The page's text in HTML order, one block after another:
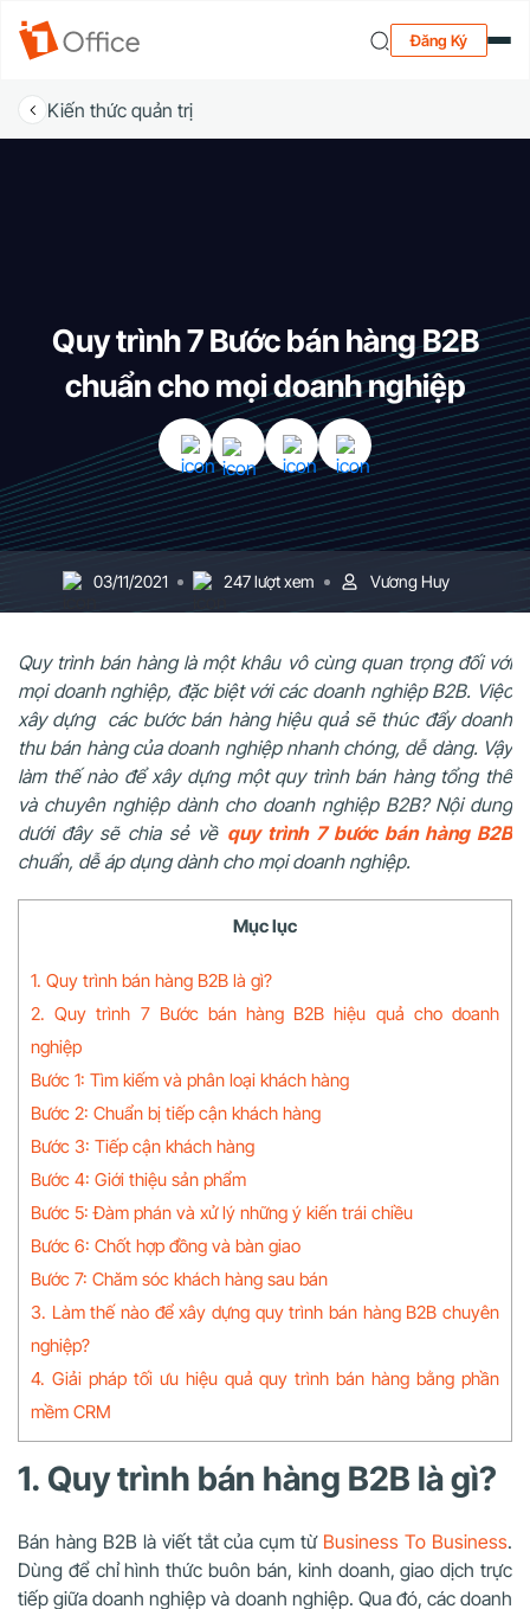
Đăng Ký
Kiến thức quản trị
Quy trình 7 Bước bán hàng B2B
chuẩn cho mọi doanh nghiệp
03/11/2021 247 lượt xem Vương Huy
Quy trình bán hàng là một khâu vô cùng quan trọng đối với
mọi doanh nghiệp, đặc biệt với các doanh nghiệp B2B. Việc
xây dựng các bước bán hàng hiệu quả sẽ thúc đẩy doanh
thu bán hàng của doanh nghiệp nhanh chóng, dễ dàng. Vậy
làm thế nào để xây dựng một quy trình bán hàng tổng thể
và chuyên nghiệp dành cho doanh nghiệp B2B? Nội dung
dưới đây sẽ chia sẻ về quy trình 7 bước bán hàng B2B
chuẩn, dễ áp dụng dành cho mọi doanh nghiệp.
Mục lục
1. Quy trình bán hàng B2B là gì?
2. Quy trình 7 Bước bán hàng B2B hiệu quả cho doanh
nghiệp
Bước 1: Tìm kiếm và phân loại khách hàng
Bước 2: Chuẩn bị tiếp cận khách hàng
Bước 3: Tiếp cận khách hàng
Bước 4: Giới thiệu sản phẩm
Bước 5: Đàm phán và xử lý những ý kiến trái chiều
Bước 6: Chốt hợp đồng và bàn giao
Bước 7: Chăm sóc khách hàng sau bán
3. Làm thế nào để xây dựng quy trình bán hàng B2B chuyên
nghiệp?
4. Giải pháp tối ưu hiệu quả quy trình bán hàng bằng phần
mềm CRM
1. Quy trình bán hàng B2B là gì?
Bán hàng B2B là viết tắt của cụm từ Business To Business.
Dùng để chỉ hình thức buôn bán, kinh doanh, giao dịch trực
tiếp giữa doanh nghiệp và doanh nghiệp. Qua đó, các doanh